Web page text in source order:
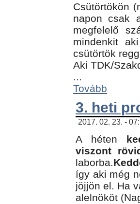
Csütörtökön
napon csak
megfelelő
mindenkit
csütörtök
Aki TDK/
...
Tovább
3. heti
2017. 02. 23. -
A héten
viszont
laborba.
így aki még
jöjjön el. Ha
alelnököt